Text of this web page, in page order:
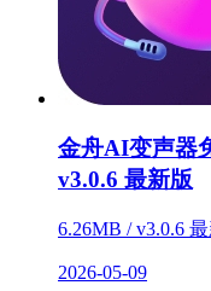
金舟AI变声器
v3.0.6 最新版
6.26MB / v3.0.6
2026-05-09